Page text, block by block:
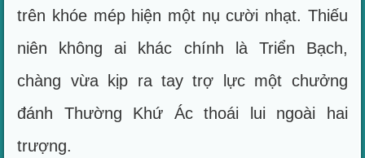
trên khóe mép hiện một nụ cười nhạt. Thiếu
niên không ai khác chính là Triển Bạch,
chàng vừa kịp ra tay trợ lực một chưởng
đánh Thường Khứ Ác thoái lui ngoài hai
trượng.